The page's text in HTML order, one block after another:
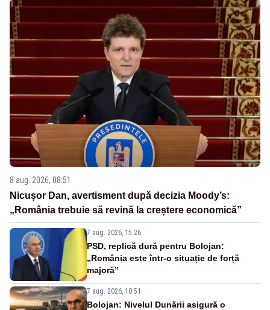
8 aug. 2026, 08:51
Nicușor Dan, avertisment după decizia Moody’s:
„România trebuie să revină la creștere economică”
7 aug. 2026, 15:26
PSD, replică dură pentru Bolojan:
„România este într-o situație de forță
majoră”
7 aug. 2026, 10:51
Bolojan: Nivelul Dunării asigură o